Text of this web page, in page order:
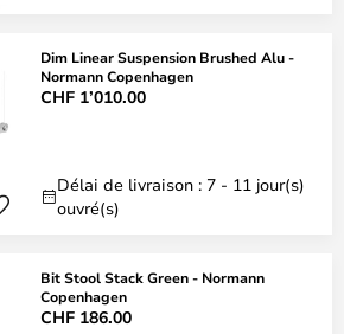
Dim Linear Suspension Brushed Alu -
Normann Copenhagen
CHF 1’010.00
Délai de livraison : 7 - 11 jour(s)
ouvré(s)
Bit Stool Stack Green - Normann
Copenhagen
CHF 186.00